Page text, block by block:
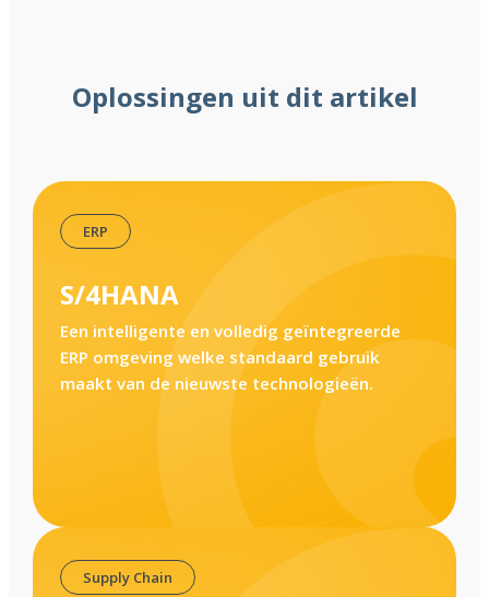
Oplossingen uit dit artikel
ERP
,
S/4HANA
Een intelligente en volledig geïntegreerde
ERP omgeving welke standaard gebruik
maakt van de nieuwste technologieën.
Supply Chain